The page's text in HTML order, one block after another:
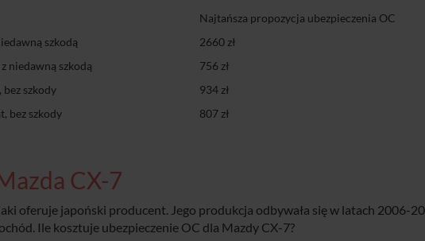
Najtańsza propozycja ubezpieczenia OC
szkodą
2660 zł
niedawną szkodą
756 zł
szkody
934 zł
bez szkody
807 zł
CX-7
oferuje japoński producent. Jego produkcja odbywała się w latach 2006-
Ile kosztuje ubezpieczenie OC dla Mazdy CX-7?